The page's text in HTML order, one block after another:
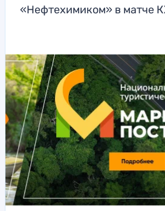
«Нефтехимиком» в матче